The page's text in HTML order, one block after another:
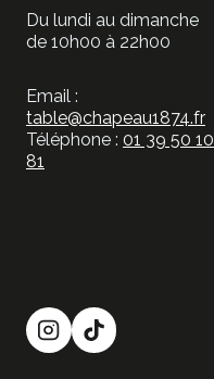
Du lundi au dimanche
de 10h00 à 22h00
Email :
table@chapeau1874.fr
Téléphone : 01 39 50 10
81